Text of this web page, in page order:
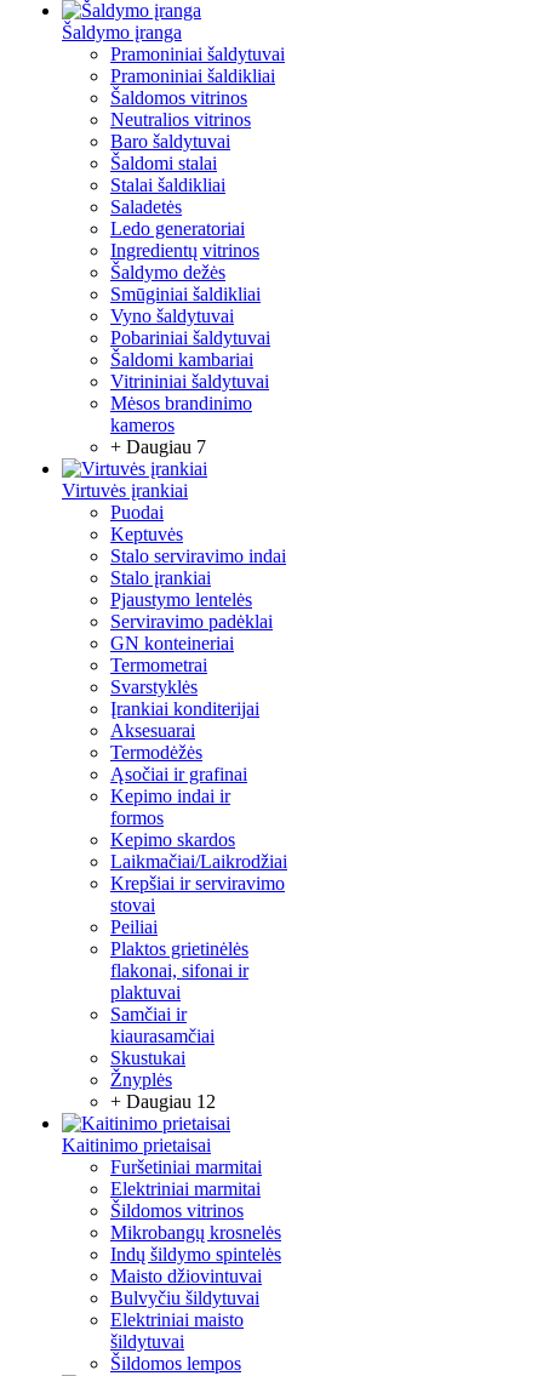
Šaldymo įranga
Pramoniniai šaldytuvai
Pramoniniai šaldikliai
Šaldomos vitrinos
Neutralios vitrinos
Baro šaldytuvai
Šaldomi stalai
Stalai šaldikliai
Saladetės
Ledo generatoriai
Ingredientų vitrinos
Šaldymo dežės
Smūginiai šaldikliai
Vyno šaldytuvai
Pobariniai šaldytuvai
Šaldomi kambariai
Vitrininiai šaldytuvai
Mėsos brandinimo
kameros
+ Daugiau 7
Virtuvės įrankiai
Puodai
Keptuvės
Stalo serviravimo indai
Stalo įrankiai
Pjaustymo lentelės
Serviravimo padėklai
GN konteineriai
Termometrai
Svarstyklės
Įrankiai konditerijai
Aksesuarai
Termodėžės
Ąsočiai ir grafinai
Kepimo indai ir
formos
Kepimo skardos
Laikmačiai/Laikrodžiai
Krepšiai ir serviravimo
stovai
Peiliai
Plaktos grietinėlės
flakonai, sifonai ir
plaktuvai
Samčiai ir
kiaurasamčiai
Skustukai
Žnyplės
+ Daugiau 12
Kaitinimo prietaisai
Furšetiniai marmitai
Elektriniai marmitai
Šildomos vitrinos
Mikrobangų krosnelės
Indų šildymo spintelės
Maisto džiovintuvai
Bulvyčiu šildytuvai
Elektriniai maisto
šildytuvai
Šildomos lempos